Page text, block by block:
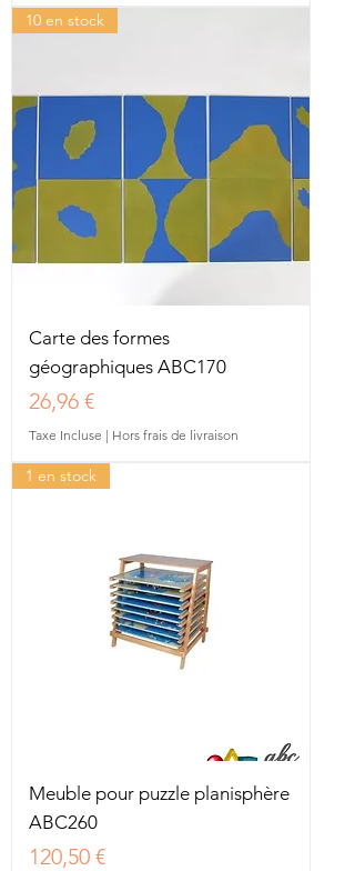
10 en stock
Carte des formes
géographiques ABC170
Prix
26,96 €
Taxe Incluse | Hors frais de livraison
1 en stock
Meuble pour puzzle planisphère
ABC260
Prix
120,50 €